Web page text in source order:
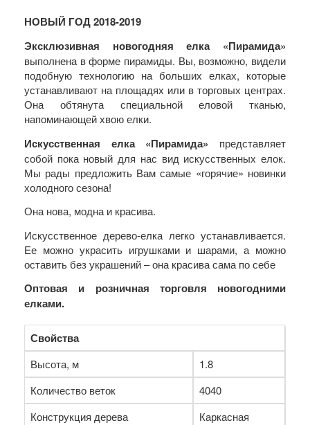
НОВЫЙ ГОД 2018-2019
Эксклюзивная новогодняя елка «Пирамида»
выполнена в форме пирамиды. Вы, возможно, видели
подобную технологию на больших елках, которые
устанавливают на площадях или в торговых центрах.
Она обтянута специальной еловой тканью,
напоминающей хвою елки.
Искусственная елка «Пирамида» представляет
собой пока новый для нас вид искусственных елок.
Мы рады предложить Вам самые «горячие» новинки
холодного сезона!
Она нова, модна и красива.
Искусственное дерево-елка легко устанавливается.
Ее можно украсить игрушками и шарами, а можно
оставить без украшений – она красива сама по себе
Оптовая и розничная торговля новогодними
елками.
Свойства
Высота, м
1.8
Количество веток
4040
Конструкция дерева
Каркасная